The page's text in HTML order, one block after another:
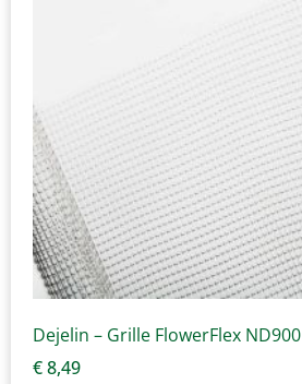
Dejelin – Grille FlowerFlex ND900
€8,49